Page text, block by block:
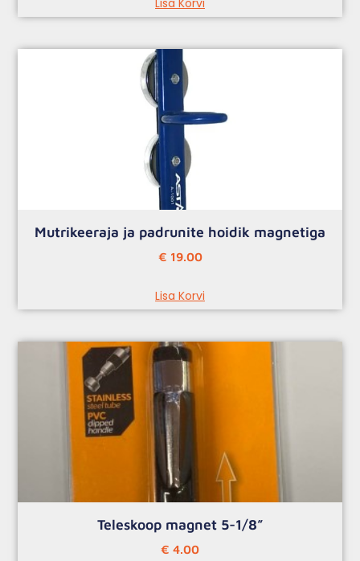
Lisa Korvi
Mutrikeeraja ja padrunite hoidik magnetiga
€ 19.00
Lisa Korvi
Teleskoop magnet 5-1/8”
€ 4.00